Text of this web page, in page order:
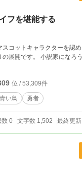
フを堪能する
コットキャラクターを認
展開です。 小説家になろ
位 / 53,309件
青い鳥 勇者
数 0 文字数 1,502 最終更